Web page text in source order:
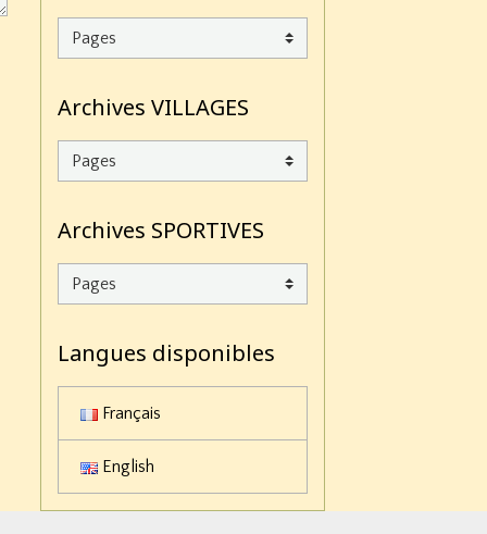
Archives VILLAGES
Archives SPORTIVES
Langues disponibles
Français
English